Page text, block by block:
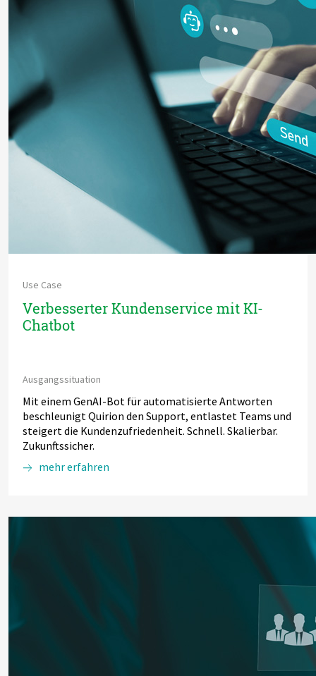
Use Case
Verbesserter Kundenservice mit KI-
Chatbot
Ausgangssituation
Mit einem GenAI-Bot für automatisierte Antworten
beschleunigt Quirion den Support, entlastet Teams und
steigert die Kundenzufriedenheit. Schnell. Skalierbar.
Zukunftssicher.
mehr erfahren